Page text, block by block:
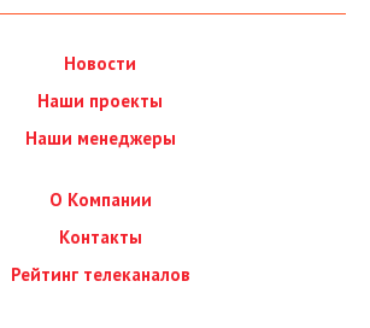
Новости
Наши проекты
Наши менеджеры
О Компании
Контакты
Рейтинг телеканалов